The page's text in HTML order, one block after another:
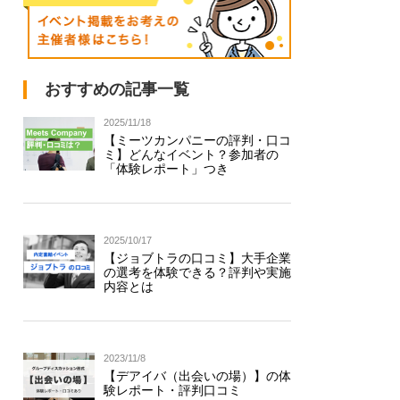
おすすめの記事一覧
2025/11/18
【ミーツカンパニーの評判・口コ
ミ】どんなイベント？参加者の
「体験レポート」つき
2025/10/17
【ジョブトラの口コミ】大手企業
の選考を体験できる？評判や実施
内容とは
2023/11/8
【デアイバ（出会いの場）】の体
験レポート・評判口コミ